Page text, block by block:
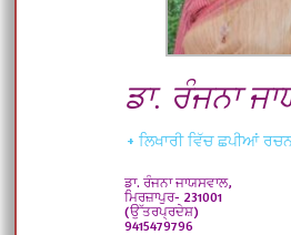
ਡਾ. ਰੰਜਨਾ
+ ਲਿਖਾਰੀ ਵਿੱਚ ਛਪੀਆਂ
ਡਾ. ਰੰਜਨਾ ਜਾਯਸਵਾਲ,
ਮਿਰਜ਼ਾਪੁਰ- 231001
(ਉੱਤਰਪ੍ਰਦੇਸ਼)
9415479796